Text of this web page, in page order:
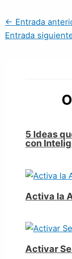
← Entrada
Entrada
5 Ideas
con
Activa la
Activar